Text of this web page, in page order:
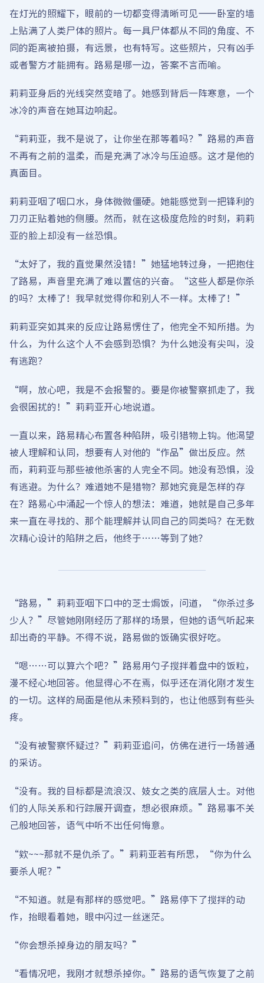
在灯光的照耀下，眼前的一切都变得清晰可见——卧室的墙
上贴满了人类尸体的照片。每一具尸体都从不同的角度、不
同的距离被拍摄，有远景，也有特写。这些照片，只有凶手
或者警方才能拥有。路易是哪一边，答案不言而喻。
莉莉亚身后的光线突然变暗了。她感到背后一阵寒意，一个
冰冷的声音在她耳边响起。
“莉莉亚，我不是说了，让你坐在那等着吗？”路易的声音
不再有之前的温柔，而是充满了冰冷与压迫感。这才是他的
真面目。
莉莉亚咽了咽口水，身体微微僵硬。她能感觉到一把锋利的
刀刃正贴着她的侧腰。然而，就在这极度危险的时刻，莉莉
亚的脸上却没有一丝恐惧。
“太好了，我的直觉果然没错！”她猛地转过身，一把抱住
了路易，声音里充满了难以置信的兴奋。“这些人都是你杀
的吗？太棒了！我早就觉得你和别人不一样。太棒了！”
莉莉亚突如其来的反应让路易愣住了，他完全不知所措。为
什么，为什么这个人不会感到恐惧？为什么她没有尖叫，没
有逃跑？
“啊，放心吧，我是不会报警的。要是你被警察抓走了，我
会很困扰的！”莉莉亚开心地说道。
一直以来，路易精心布置各种陷阱，吸引猎物上钩。他渴望
被人理解和认同，想要有人对他的“作品”做出反应。然
而，莉莉亚与那些被他杀害的人完全不同。她没有恐惧，没
有逃避。为什么？难道她不是猎物？那她究竟是怎样的存
在？路易心中涌起一个惊人的想法：难道，她就是自己多年
来一直在寻找的、那个能理解并认同自己的同类吗？在无数
次精心设计的陷阱之后，他终于……等到了她？
“路易，”莉莉亚咽下口中的芝士焗饭，问道，“你杀过多
少人？”尽管她刚刚经历了那样的场景，但她的语气听起来
却出奇的平静。不得不说，路易做的饭确实很好吃。
“嗯……可以算六个吧？”路易用勺子搅拌着盘中的饭粒，
漫不经心地回答。他显得心不在焉，似乎还在消化刚才发生
的一切。这样的局面是他从未预料到的，也让他感到有些头
疼。
“没有被警察怀疑过？”莉莉亚追问，仿佛在进行一场普通
的采访。
“没有。我的目标都是流浪汉、妓女之类的底层人士。对他
们的人际关系和行踪展开调查，想必很麻烦。”路易事不关
己般地回答，语气中听不出任何悔意。
“欸~~~那就不是仇杀了。”莉莉亚若有所思，“你为什么
要杀人呢？”
“不知道。就是有那样的感觉吧。”路易停下了搅拌的动
作，抬眼看着她，眼中闪过一丝迷茫。
“你会想杀掉身边的朋友吗？”
“看情况吧，我刚才就想杀掉你。”路易的语气恢复了之前